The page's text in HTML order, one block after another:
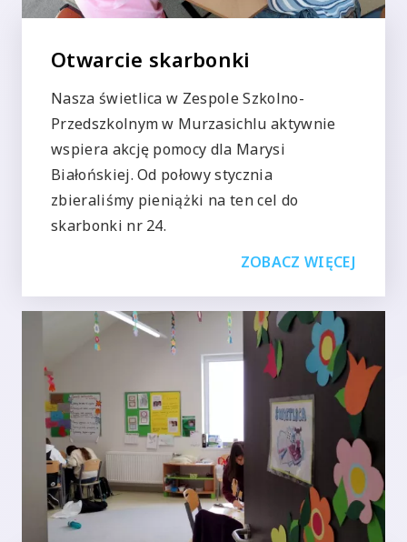
Otwarcie skarbonki
Nasza świetlica w Zespole Szkolno-
Przedszkolnym w Murzasichlu aktywnie
wspiera akcję pomocy dla Marysi
Białońskiej. Od połowy stycznia
zbieraliśmy pieniążki na ten cel do
skarbonki nr 24.
ZOBACZ WIĘCEJ